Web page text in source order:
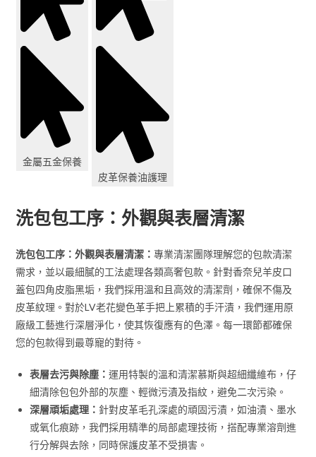
金屬五金保養
皮革保養油護理
洗包包工序：外觀與表層清潔
洗包包工序：外觀與表層清潔：專業清潔團隊理解您的包款清潔
需求，並以最細膩的工法處理各類高奢包款。針對香奈兒羊皮口
蓋包四角皮脂黑垢，我們採用溫和且高效的清潔劑，確保不傷及
皮革紋理。對於LV老花變色革手把上累積的手汗漬，我們運用原
廠級工藝進行深層淨化，使其恢復應有的色澤。每一環節都確保
您的包款得到最尊寵的對待。
表層去污與除塵：運用特製的溫和清潔慕斯與超細纖維布，仔
細清除包包外部的灰塵、輕微污漬及指紋，避免二次污染。
深層頑垢處理： 針對皮革毛孔深處的頑固污漬，如油漬、墨水
或氧化痕跡，我們採用精準的局部處理技術，搭配專業溶劑進
行分解與去除，同時保護皮革不受損害。